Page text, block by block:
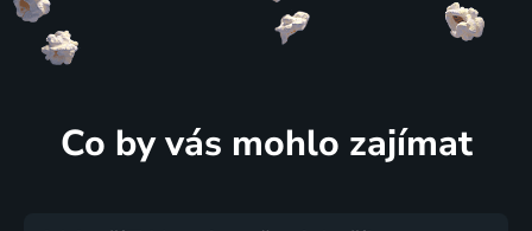
Co by vás mohlo zajímat